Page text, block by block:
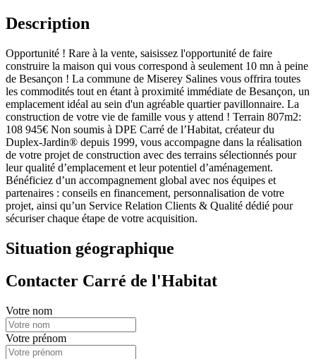
Description
Opportunité ! Rare à la vente, saisissez l'opportunité de faire
construire la maison qui vous correspond à seulement 10 mn à peine
de Besançon ! La commune de Miserey Salines vous offrira toutes
les commodités tout en étant à proximité immédiate de Besançon, un
emplacement idéal au sein d'un agréable quartier pavillonnaire. La
construction de votre vie de famille vous y attend ! Terrain 807m2:
108 945€ Non soumis à DPE Carré de l’Habitat, créateur du
Duplex-Jardin® depuis 1999, vous accompagne dans la réalisation
de votre projet de construction avec des terrains sélectionnés pour
leur qualité d’emplacement et leur potentiel d’aménagement.
Bénéficiez d’un accompagnement global avec nos équipes et
partenaires : conseils en financement, personnalisation de votre
projet, ainsi qu’un Service Relation Clients & Qualité dédié pour
sécuriser chaque étape de votre acquisition.
Situation géographique
Contacter Carré de l'Habitat
Votre nom
Votre prénom